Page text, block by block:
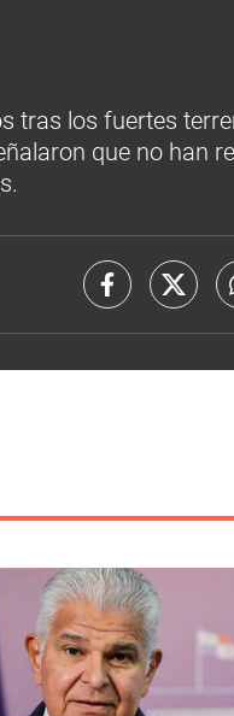
tras los fuertes
que no han